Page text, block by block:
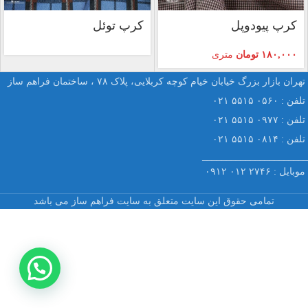
کرپ پیودوپل
۱۸۰,۰۰۰ تومان متری
کرپ توئل
تهران بازار بزرگ خیابان خیام کوچه کربلایی، پلاک ۷۸ ، ساختمان فراهم ساز
تلفن : ۰۵۶۰ ۵۵۱۵ ۰۲۱
تلفن : ۰۹۷۷ ۵۵۱۵ ۰۲۱
تلفن : ۰۸۱۴ ۵۵۱۵ ۰۲۱
موبایل : ۲۷۴۶ ۰۱۲ ۰۹۱۲
تمامی حقوق این سایت متعلق به سایت فراهم ساز می باشد